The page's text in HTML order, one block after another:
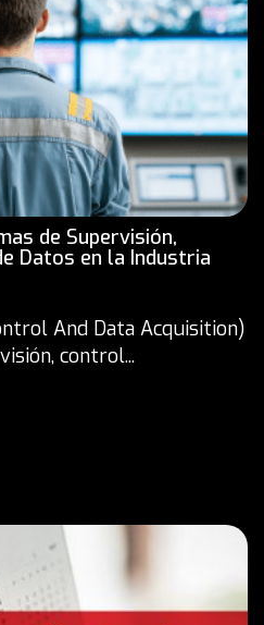
de Supervisión,
Datos en la Industria
And Data Acquisition)
control...